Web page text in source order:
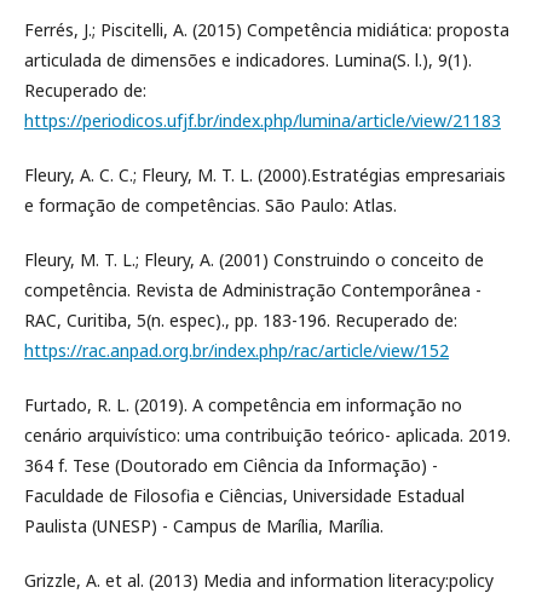
Ferrés, J.; Piscitelli, A. (2015) Competência midiática: proposta
articulada de dimensões e indicadores. Lumina(S. l.), 9(1).
Recuperado de:
https://periodicos.ufjf.br/index.php/lumina/article/view/21183
Fleury, A. C. C.; Fleury, M. T. L. (2000).Estratégias empresariais
e formação de competências. São Paulo: Atlas.
Fleury, M. T. L.; Fleury, A. (2001) Construindo o conceito de
competência. Revista de Administração Contemporânea -
RAC, Curitiba, 5(n. espec)., pp. 183-196. Recuperado de:
https://rac.anpad.org.br/index.php/rac/article/view/152
Furtado, R. L. (2019). A competência em informação no
cenário arquivístico: uma contribuição teórico- aplicada. 2019.
364 f. Tese (Doutorado em Ciência da Informação) -
Faculdade de Filosofia e Ciências, Universidade Estadual
Paulista (UNESP) - Campus de Marília, Marília.
Grizzle, A. et al. (2013) Media and information literacy:policy